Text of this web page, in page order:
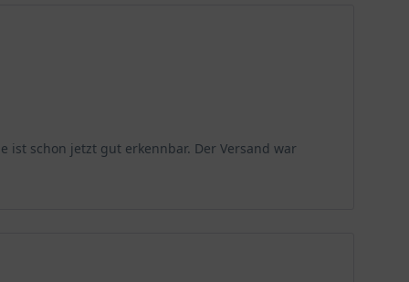
ist schon jetzt gut erkennbar. Der Versand war